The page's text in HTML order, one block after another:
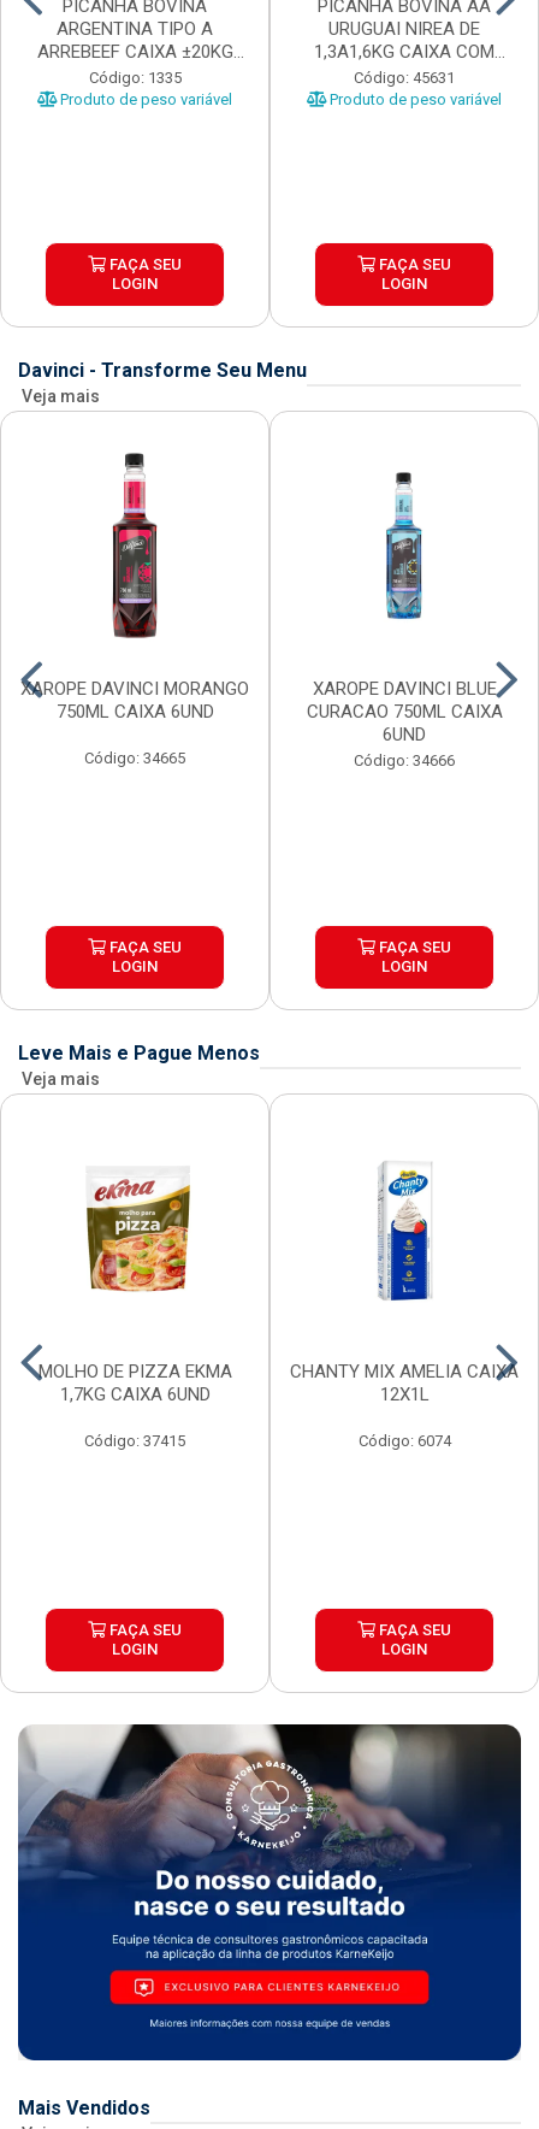
PICANHA BOVINA
ARGENTINA TIPO A
ARREBEEF CAIXA ±20KG
PEÇAS 1...
Código: 1335
Produto de peso variável
FAÇA SEU
LOGIN
PICANHA BOVINA AA
URUGUAI NIREA DE
1,3A1,6KG CAIXA COM
±15KG
Código: 45631
Produto de peso variável
FAÇA SEU
LOGIN
Davinci - Transforme Seu Menu
Veja mais
XAROPE DAVINCI MORANGO
750ML CAIXA 6UND
Código: 34665
FAÇA SEU
LOGIN
XAROPE DAVINCI BLUE
CURACAO 750ML CAIXA
6UND
Código: 34666
FAÇA SEU
LOGIN
Leve Mais e Pague Menos
Veja mais
MOLHO DE PIZZA EKMA
1,7KG CAIXA 6UND
Código: 37415
FAÇA SEU
LOGIN
CHANTY MIX AMELIA CAIXA
12X1L
Código: 6074
FAÇA SEU
LOGIN
Mais Vendidos